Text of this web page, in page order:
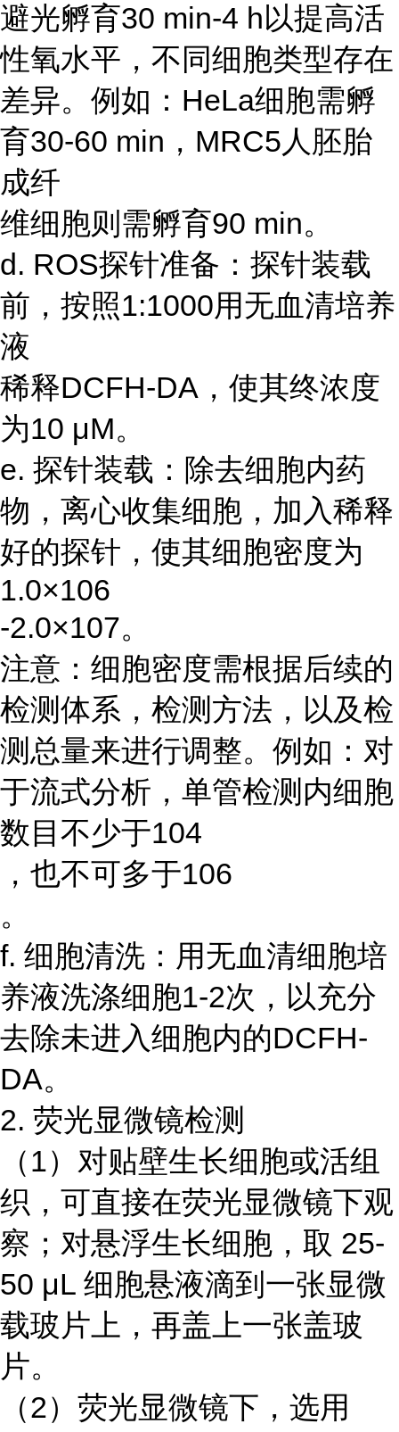
避光孵育30 min-4 h以提高活
性氧水平，不同细胞类型存在
差异。例如：HeLa细胞需孵
育30-60 min，MRC5人胚胎
成纤
维细胞则需孵育90 min。
d. ROS探针准备：探针装载
前，按照1:1000用无血清培养
液
稀释DCFH-DA，使其终浓度
为10 μM。
e. 探针装载：除去细胞内药
物，离心收集细胞，加入稀释
好的探针，使其细胞密度为
1.0×106
-2.0×107。
注意：细胞密度需根据后续的
检测体系，检测方法，以及检
测总量来进行调整。例如：对
于流式分析，单管检测内细胞
数目不少于104
，也不可多于106
。
f. 细胞清洗：用无血清细胞培
养液洗涤细胞1-2次，以充分
去除未进入细胞内的DCFH-
DA。
2. 荧光显微镜检测
（1）对贴壁生长细胞或活组
织，可直接在荧光显微镜下观
察；对悬浮生长细胞，取 25-
50 μL 细胞悬液滴到一张显微
载玻片上，再盖上一张盖玻
片。
（2）荧光显微镜下，选用